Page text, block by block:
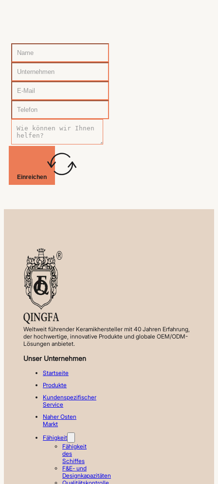
Einreichen
Weltweit führender Keramikhersteller mit 40 Jahren Erfahrung,
der hochwertige, innovative Produkte und globale OEM/ODM-
Lösungen anbietet.
Unser Unternehmen
Startseite
Produkte
Kundenspezifischer
Service
Naher Osten
Markt
Fähigkeit
Fähigkeit
des
Schiffes
F&E- und
Designkapazitäten